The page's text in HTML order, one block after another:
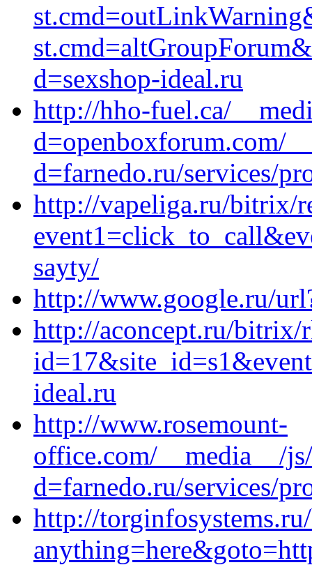
d=sexshop-ideal.ru
http://hho-fuel.ca/
d=openboxforum.com/
d=farnedo.ru/services/
http://vapeliga.ru/bitrix/
sayty/
http://www.google.ru/
http://aconcept.ru/bitrix/
ideal.ru
http://www.rosemount-
office.com/__media__/
d=farnedo.ru/services/
http://